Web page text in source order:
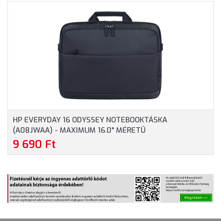
HP EVERYDAY 16 ODYSSEY NOTEBOOKTÁSKA
(A08JWAA) - MAXIMUM 16.0" MÉRETŰ
NOTEBOOKOKHOZ - SZÜRKE SZÍNBEN
9 690 Ft